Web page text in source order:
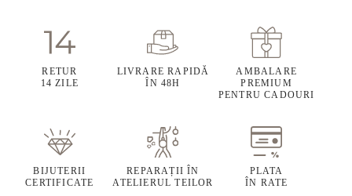
RETUR
14 ZILE
LIVRARE RAPIDĂ
ÎN 48H
AMBALARE
PREMIUM
PENTRU CADOURI
BIJUTERII
CERTIFICATE
REPARAȚII ÎN
ATELIERUL TEILOR
PLATA
ÎN RATE